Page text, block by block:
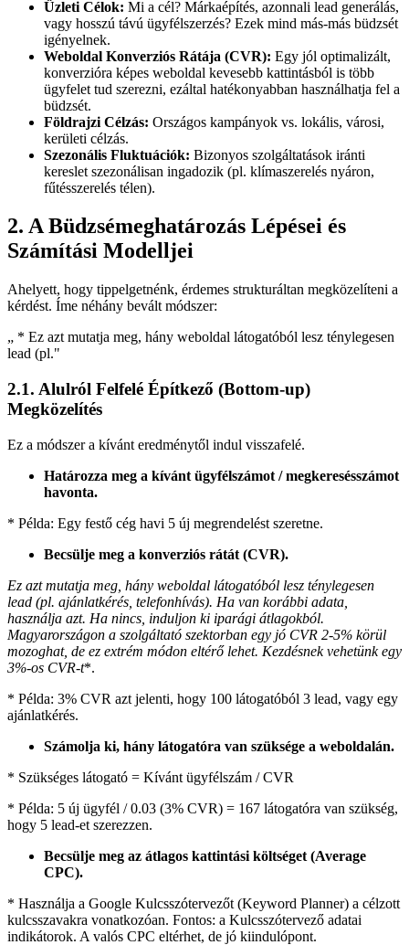
Üzleti Célok: Mi a cél? Márkaépítés, azonnali lead generálás,
vagy hosszú távú ügyfélszerzés? Ezek mind más-más büdzsét
igényelnek.
Weboldal Konverziós Rátája (CVR): Egy jól optimalizált,
konverzióra képes weboldal kevesebb kattintásból is több
ügyfelet tud szerezni, ezáltal hatékonyabban használhatja fel a
büdzsét.
Földrajzi Célzás: Országos kampányok vs. lokális, városi,
kerületi célzás.
Szezonális Fluktuációk: Bizonyos szolgáltatások iránti
kereslet szezonálisan ingadozik (pl. klímaszerelés nyáron,
fűtésszerelés télen).
2. A Büdzsémeghatározás Lépései és
Számítási Modelljei
Ahelyett, hogy tippelgetnénk, érdemes strukturáltan megközelíteni a
kérdést. Íme néhány bevált módszer:
„ * Ez azt mutatja meg, hány weboldal látogatóból lesz ténylegesen
lead (pl."
2.1. Alulról Felfelé Építkező (Bottom-up)
Megközelítés
Ez a módszer a kívánt eredménytől indul visszafelé.
Határozza meg a kívánt ügyfélszámot / megkeresésszámot
havonta.
* Példa: Egy festő cég havi 5 új megrendelést szeretne.
Becsülje meg a konverziós rátát (CVR).
Ez azt mutatja meg, hány weboldal látogatóból lesz ténylegesen
lead (pl. ajánlatkérés, telefonhívás). Ha van korábbi adata,
használja azt. Ha nincs, induljon ki iparági átlagokból.
Magyarországon a szolgáltató szektorban egy jó CVR 2-5% körül
mozoghat, de ez extrém módon eltérő lehet. Kezdésnek vehetünk egy
3%-os CVR-t*.
* Példa: 3% CVR azt jelenti, hogy 100 látogatóból 3 lead, vagy egy
ajánlatkérés.
Számolja ki, hány látogatóra van szüksége a weboldalán.
* Szükséges látogató = Kívánt ügyfélszám / CVR
* Példa: 5 új ügyfél / 0.03 (3% CVR) = 167 látogatóra van szükség,
hogy 5 lead-et szerezzen.
Becsülje meg az átlagos kattintási költséget (Average
CPC).
* Használja a Google Kulcsszótervezőt (Keyword Planner) a célzott
kulcsszavakra vonatkozóan. Fontos: a Kulcsszótervező adatai
indikátorok. A valós CPC eltérhet, de jó kiindulópont.